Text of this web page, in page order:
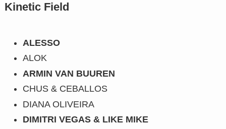
Kinetic Field
ALESSO
ALOK
ARMIN VAN BUUREN
CHUS & CEBALLOS
DIANA OLIVEIRA
DIMITRI VEGAS & LIKE MIKE